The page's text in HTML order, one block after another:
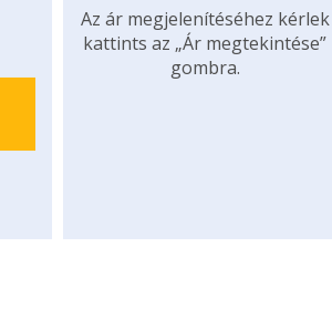
Az ár megjelenítéséhez kérlek
kattints az „Ár megtekintése”
gombra.